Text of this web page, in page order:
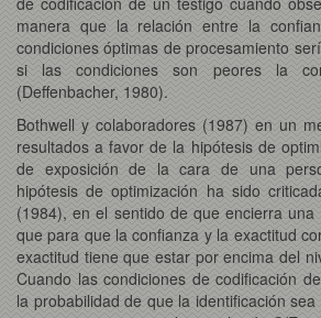
manera que la relación entre la
condiciones óptimas de procesamiento
si las condiciones son peores la
(Deffenbacher, 1980).
Bothwell y colaboradores (1987) en un
resultados a favor de la hipótesis de
de exposición de la cara de una
hipótesis de optimización ha sido
(1984), en el sentido de que encierra
que para que la confianza y la exactitud
exactitud tiene que estar por encima del
Cuando las condiciones de codificación
la probabilidad de que la identificación